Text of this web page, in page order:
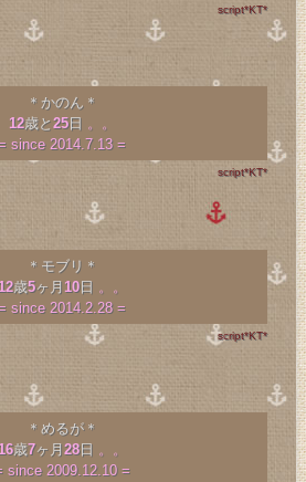
script*KT*
＊かのん＊
12歳と25日 。。
since 2014.7.13 =
script*KT*
＊モブリ＊
12歳5ヶ月 10日 。。
since 2014.2.28 =
script*KT*
＊めるが＊
16歳7ヶ月28日 。。
since 2009.12.10 =